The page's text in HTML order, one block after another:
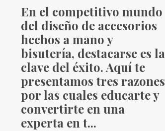
En el competitivo mundo
del diseño de accesorios
hechos a mano y
bisutería, destacarse es la
clave del éxito. Aquí te
presentamos tres razones
por las cuales educarte y
convertirte en una
experta en t...